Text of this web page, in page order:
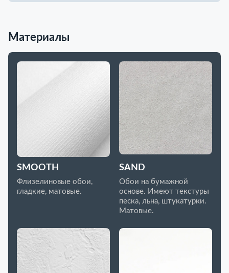
Материалы
SMOOTH
Флизелиновые обои,
гладкие, матовые.
SAND
Обои на бумажной
основе. Имеют текстуры
песка, льна, штукатурки.
Матовые.